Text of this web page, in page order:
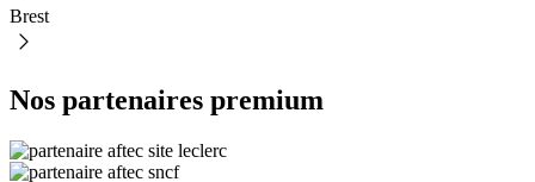
Brest
Nos partenaires premium